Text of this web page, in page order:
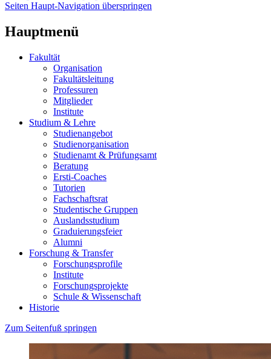
Seiten Haupt-Navigation überspringen
Hauptmenü
Fakultät
Organisation
Fakultätsleitung
Professuren
Mitglieder
Institute
Studium & Lehre
Studienangebot
Studienorganisation
Studienamt & Prüfungsamt
Beratung
Ersti-Coaches
Tutorien
Fachschaftsrat
Studentische Gruppen
Auslandsstudium
Graduierungsfeier
Alumni
Forschung & Transfer
Forschungsprofile
Institute
Forschungsprojekte
Schule & Wissenschaft
Historie
Zum Seitenfuß springen